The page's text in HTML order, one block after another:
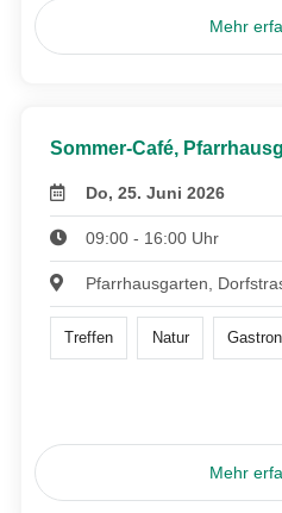
Mehr
Sommer-Café,
Do, 25. Juni 2026
09:00 - 16:00 Uhr
Pfarrhausgarten,
Treffen Natur
Mehr